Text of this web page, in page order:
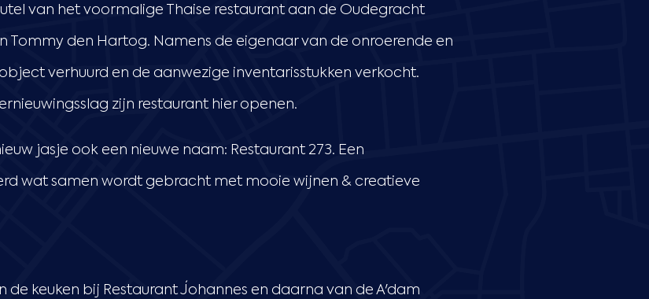
van het voormalige Thaise restaurant aan de Oudegracht
Tommy den Hartog. Namens de eigenaar van de onroerende en
verhuurd en de aanwezige inventarisstukken verkocht.
zijn restaurant hier openen.
jasje ook een nieuwe naam: Restaurant 273. Een
wat samen wordt gebracht met mooie wijnen & creatieve
de keuken bij Restaurant Johannes en daarna van de A'dam